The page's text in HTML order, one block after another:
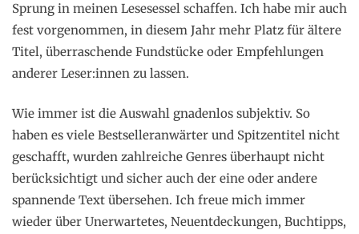
Sprung in meinen Lesesessel schaffen. Ich habe mir auch
fest vorgenommen, in diesem Jahr mehr Platz für ältere
Titel, überraschende Fundstücke oder Empfehlungen
anderer Leser:innen zu lassen.
Wie immer ist die Auswahl gnadenlos subjektiv. So
haben es viele Bestselleranwärter und Spitzentitel nicht
geschafft, wurden zahlreiche Genres überhaupt nicht
berücksichtigt und sicher auch der eine oder andere
spannende Text übersehen. Ich freue mich immer
wieder über Unerwartetes, Neuentdeckungen, Buchtipps,